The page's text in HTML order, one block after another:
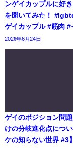
ンゲイカップルに好
を聞いてみた！
ゲイカップル #筋肉 #
2026年6月24日
ゲイのポジション問
けの分岐進化点につ
ケの知らない世界 #3】